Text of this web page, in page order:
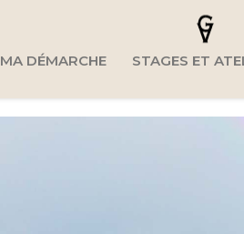
MA DÉMARCHE STAGES ET